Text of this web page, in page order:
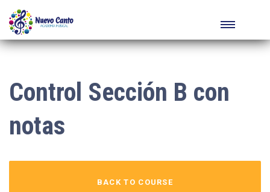
Control Sección B con
notas
BACK TO COURSE